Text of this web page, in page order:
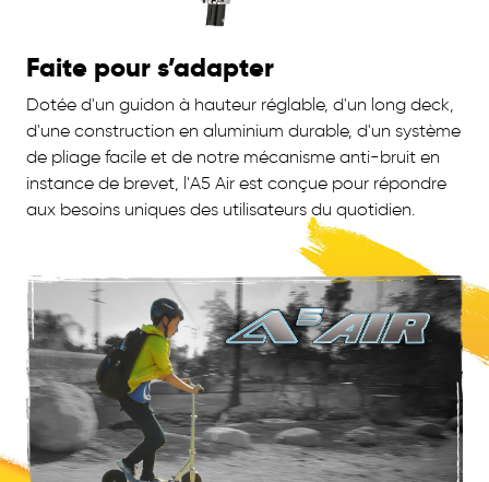
Faite pour s’adapter
Dotée d'un guidon à hauteur réglable, d'un long deck,
d'une construction en aluminium durable, d'un système
de pliage facile et de notre mécanisme anti-bruit en
instance de brevet, l'A5 Air est conçue pour répondre
aux besoins uniques des utilisateurs du quotidien.